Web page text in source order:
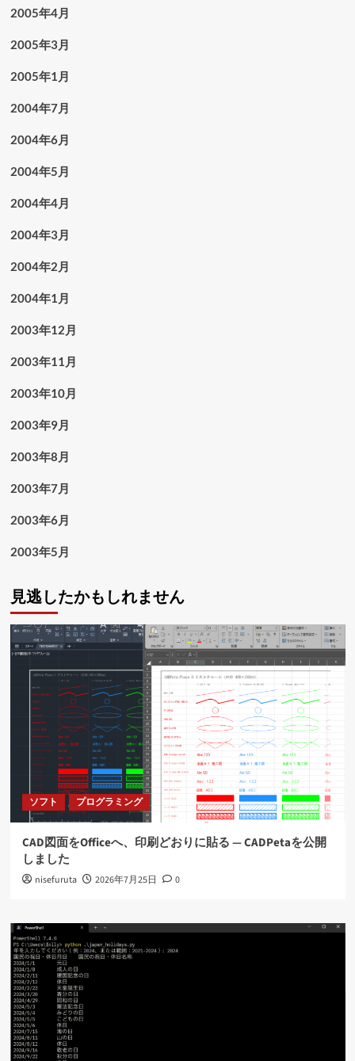
2005年4月
2005年3月
2005年1月
2004年7月
2004年6月
2004年5月
2004年4月
2004年3月
2004年2月
2004年1月
2003年12月
2003年11月
2003年10月
2003年9月
2003年8月
2003年7月
2003年6月
2003年5月
見逃したかもしれません
ソフト プログラミング
CAD図面をOfficeへ、印刷どおりに貼る ― CADPetaを公開
しました
nisefuruta 2026年7月25日 0